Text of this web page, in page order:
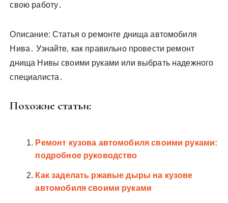
свою работу․
Описание: Статья о ремонте днища автомобиля
Нива․ Узнайте‚ как правильно провести ремонт
днища Нивы своими руками или выбрать надежного
специалиста․
Похожие статьи:
Ремонт кузова автомобиля своими руками:
подробное руководство
Как заделать ржавые дыры на кузове
автомобиля своими руками